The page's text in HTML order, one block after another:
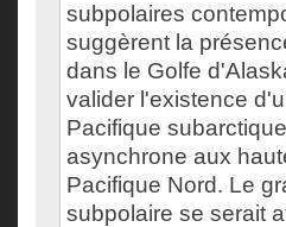
subpolaires
suggèrent la
dans le Golfe
valider l'existence
Pacifique
asynchrone aux
Pacifique Nord. Le
subpolaire se serait